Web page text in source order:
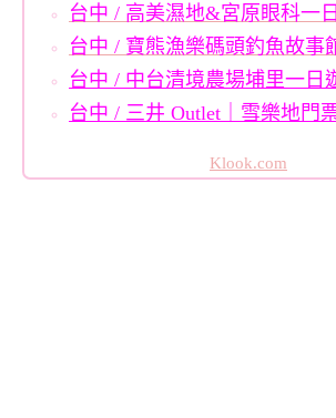
台中 / 高美濕地&宮原眼科一
台中 / 寶熊漁樂碼頭釣魚故事
台中 / 中台清境農場埔里一日
台中 / 三井 Outlet｜雪樂地門
Klook.com